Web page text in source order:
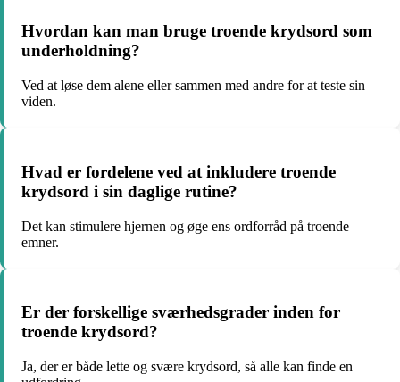
Hvordan kan man bruge troende krydsord som
underholdning?
Ved at løse dem alene eller sammen med andre for at teste sin
viden.
Hvad er fordelene ved at inkludere troende
krydsord i sin daglige rutine?
Det kan stimulere hjernen og øge ens ordforråd på troende
emner.
Er der forskellige sværhedsgrader inden for
troende krydsord?
Ja, der er både lette og svære krydsord, så alle kan finde en